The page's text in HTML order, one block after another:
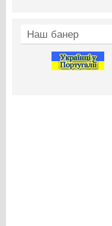
Наш банер